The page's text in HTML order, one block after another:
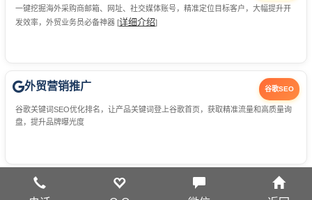
一键挖掘海外采购商邮箱、网址、社交媒体账号，精准定位目标客户，大幅提升开
发效率，外贸业务员必备神器 [详细介绍]
谷歌SEO
外贸营销推广
谷歌关键词SEO优化排名，让产品关键词登上谷歌首页，获取精准流量和高质量询
盘，提升品牌曝光度